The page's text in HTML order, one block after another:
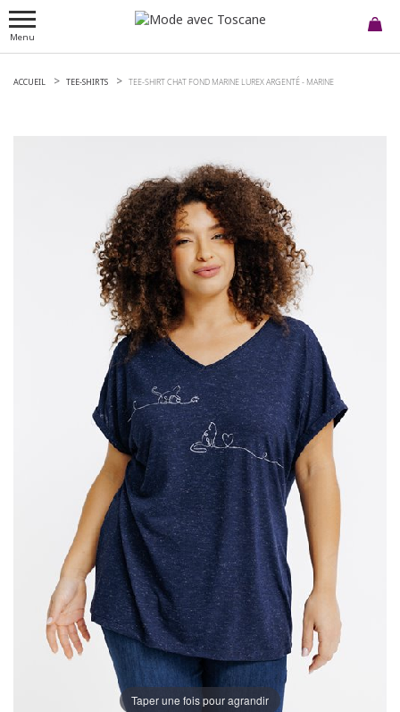
Menu
ACCUEIL TEE-SHIRTS TEE-SHIRT CHAT FOND MARINE LUREX ARGENTÉ - MARINE
Taper une fois pour agrandir